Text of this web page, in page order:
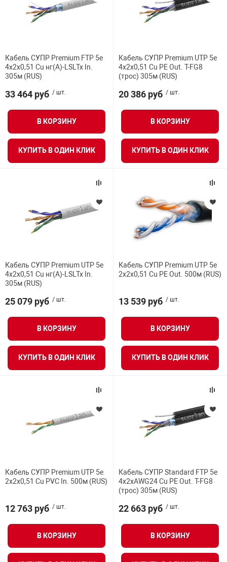
техника
ключи
безопасность
Кабель СУПР Premium FTP 5e
4x2x0,51 Cu нг(А)-LSLTx In.
305м (RUS)
33 464 руб / шт.
В КОРЗИНУ
КУПИТЬ В ОДИН КЛИК
Кабель СУПР Premium UTP 5e
4x2x0,51 Cu PE Out. T-FG8
(трос) 305м (RUS)
20 386 руб / шт.
В КОРЗИНУ
КУПИТЬ В ОДИН КЛИК
Кабель СУПР Premium UTP 5e
4x2x0,51 Cu нг(А)-LSLTx In.
305м (RUS)
25 079 руб / шт.
В КОРЗИНУ
КУПИТЬ В ОДИН КЛИК
Кабель СУПР Premium UTP 5e
2x2x0,51 Cu PE Out. 500м (RUS)
13 539 руб / шт.
В КОРЗИНУ
КУПИТЬ В ОДИН КЛИК
Кабель СУПР Premium UTP 5e
2x2x0,51 Cu PVC In. 500м (RUS)
12 763 руб / шт.
В КОРЗИНУ
Кабель СУПР Standard FTP 5e
4x2xAWG24 Cu PE Out. T-FG8
(трос) 305м (RUS)
22 663 руб / шт.
В КОРЗИНУ